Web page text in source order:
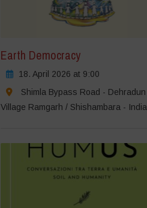
Earth Democracy
18. April 2026 at 9:00
Shimla Bypass Road - Dehradun
Village Ramgarh / Shishambara - India